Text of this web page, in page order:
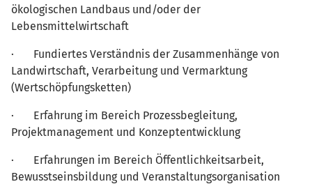
ökologischen Landbaus und/oder der
Lebensmittelwirtschaft
· Fundiertes Verständnis der Zusammenhänge von
Landwirtschaft, Verarbeitung und Vermarktung
(Wertschöpfungsketten)
· Erfahrung im Bereich Prozessbegleitung,
Projektmanagement und Konzeptentwicklung
· Erfahrungen im Bereich Öffentlichkeitsarbeit,
Bewusstseinsbildung und Veranstaltungsorganisation